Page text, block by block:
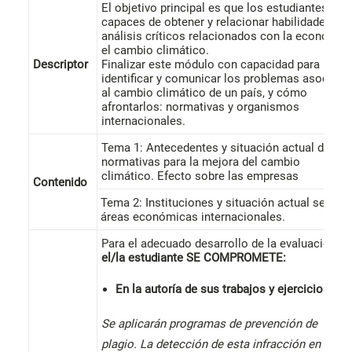
Descriptor
El objetivo principal es que los estudiantes
capaces de obtener y relacionar habilidades de
análisis críticos relacionados con la economía
el cambio climático.
Finalizar este módulo con capacidad para
identificar y comunicar los problemas
al cambio climático de un país, y cómo
afrontarlos: normativas y organismos
internacionales.
Contenido
Tema 1: Antecedentes y situación actual de las
normativas para la mejora del cambio
climático. Efecto sobre las empresas
Tema 2: Instituciones y situación actual según
áreas económicas internacionales.
Para el adecuado desarrollo de la evaluación,
el/la estudiante SE COMPROMETE:
En la autoría de sus trabajos y ejercicios.
Se aplicarán programas de prevención de
plagio. La detección de esta infracción en un